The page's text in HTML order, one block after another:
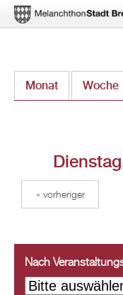
zum
Monat Woche
« vorheriger
Nach